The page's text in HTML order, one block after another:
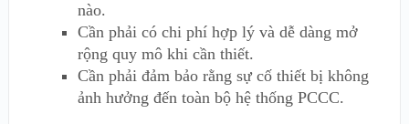
nào.
Cần phải có chi phí hợp lý và dễ dàng mở
rộng quy mô khi cần thiết.
Cần phải đảm bảo rằng sự cố thiết bị không
ảnh hưởng đến toàn bộ hệ thống PCCC.